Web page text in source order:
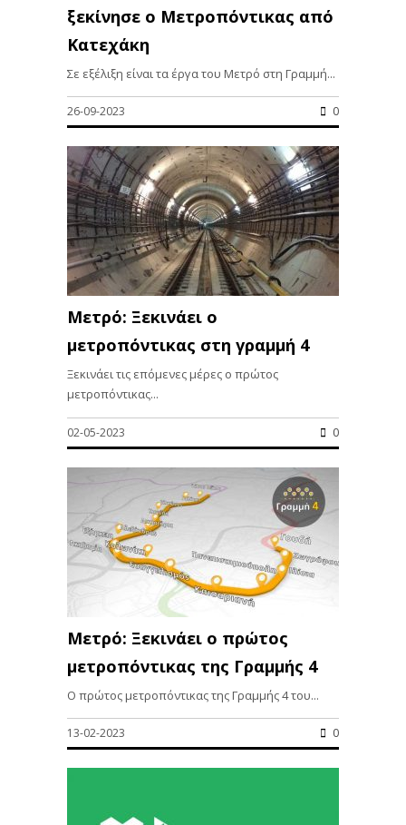
ξεκίνησε ο Μετροπόντικας από
Κατεχάκη
Σε εξέλιξη είναι τα έργα του Μετρό στη Γραμμή...
26-09-2023 0
Μετρό: Ξεκινάει ο
μετροπόντικας στη γραμμή 4
Ξεκινάει τις επόμενες μέρες ο πρώτος
μετροπόντικας...
02-05-2023 0
Μετρό: Ξεκινάει ο πρώτος
μετροπόντικας της Γραμμής 4
Ο πρώτος μετροπόντικας της Γραμμής 4 του...
13-02-2023 0